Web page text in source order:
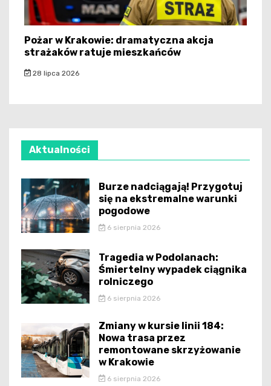
Pożar w Krakowie: dramatyczna akcja
strażaków ratuje mieszkańców
28 lipca 2026
Aktualności
Burze nadciągają! Przygotuj
się na ekstremalne warunki
pogodowe
6 sierpnia 2026
Tragedia w Podolanach:
Śmiertelny wypadek ciągnika
rolniczego
6 sierpnia 2026
Zmiany w kursie linii 184:
Nowa trasa przez
remontowane skrzyżowanie
w Krakowie
6 sierpnia 2026